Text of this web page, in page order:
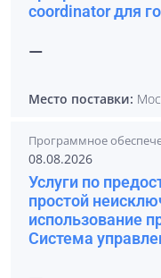
coordinator для
—
Место поставки:
Программное
08.08.2026
Услуги по
простой
использование
Система